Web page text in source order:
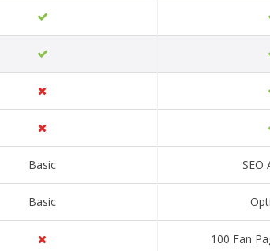
Basic
Basic
SEO
100 Fan